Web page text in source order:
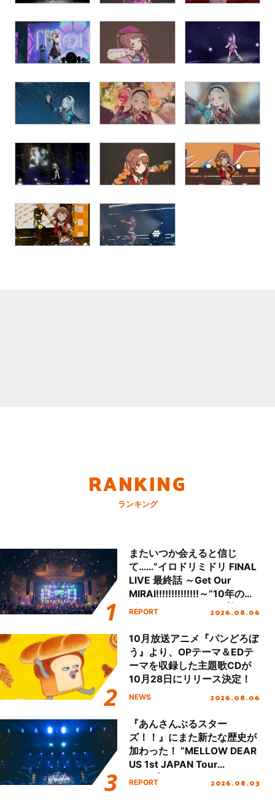
RANKING
ランキング
またいつか会えると信じ
て……“イロドリミドリ FINAL
LIVE 最終話 ～Get Our
MIRAI!!!!!!!!!!!!!!～”10年の活
動を経てファイナルを迎える
REPORT 2026.08.06
10月放送アニメ『パンどろぼ
う』より、OPテーマ＆EDテ
ーマを収録した主題歌CDが
10月28日にリリース決定！
NEWS 2026.08.06
『あんさんぶるスター
ズ！！』にまた新たな歴史が
加わった！ “MELLOW DEAR
US 1st JAPAN Tour
Final「NICE to meet YOU
REPORT 2026.08.03